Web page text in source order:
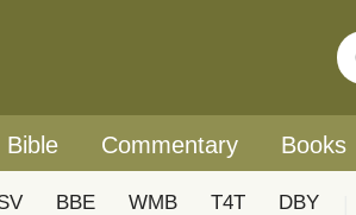
Bible Commentary Books
BBE WMB T4T DBY